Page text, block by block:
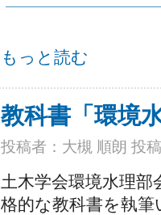
お知らせ について
もっと読む
教科書「環境
投稿者： 大槻 順朗 投
土木学会環境水理
格的な教科書を執